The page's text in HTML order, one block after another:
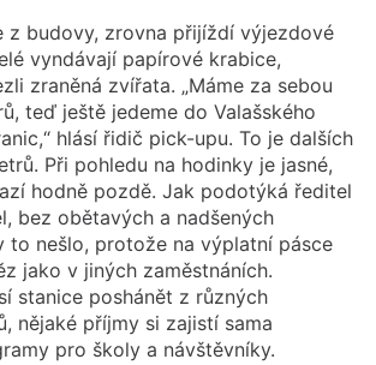
z budovy, zrovna přijíždí výjezdové
vyndávají papírové krabice,
zraněná zvířata. „Máme za sebou
teď ještě jedeme do Valašského
hlásí řidič pick-upu. To je dalších
Při pohledu na hodinky je jasné,
hodně pozdě. Jak podotýká ředitel
bez obětavých a nadšených
to nešlo, protože na výplatní pásce
jako v jiných zaměstnáních.
stanice poshánět z různých
nějaké příjmy si zajistí sama
pro školy a návštěvníky.